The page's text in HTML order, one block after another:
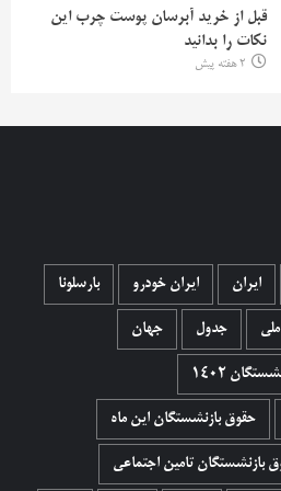
قبل از خرید آبرسان پوست چرب این
نکات را بدانید
2 هفته پیش
ایران ایران خودرو بارسلونا
جدول جهان
1402
حقوق بازنشستگان این ماه
بازنشستگان تامین اجتماعی